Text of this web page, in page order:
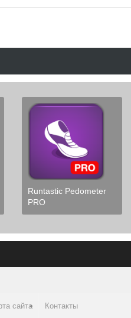
Runtastic Pedometer
PRO
сайта Контакты